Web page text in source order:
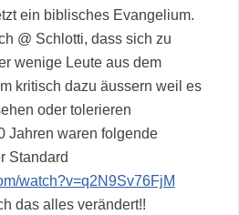
ein biblisches Evangelium.
@ Schlotti, dass sich zu
wenige Leute aus dem
kritisch dazu äussern weil es
oder tolerieren
Jahren waren folgende
Standard
watch?v=q2N9Sv76FjM
das alles verändert!!